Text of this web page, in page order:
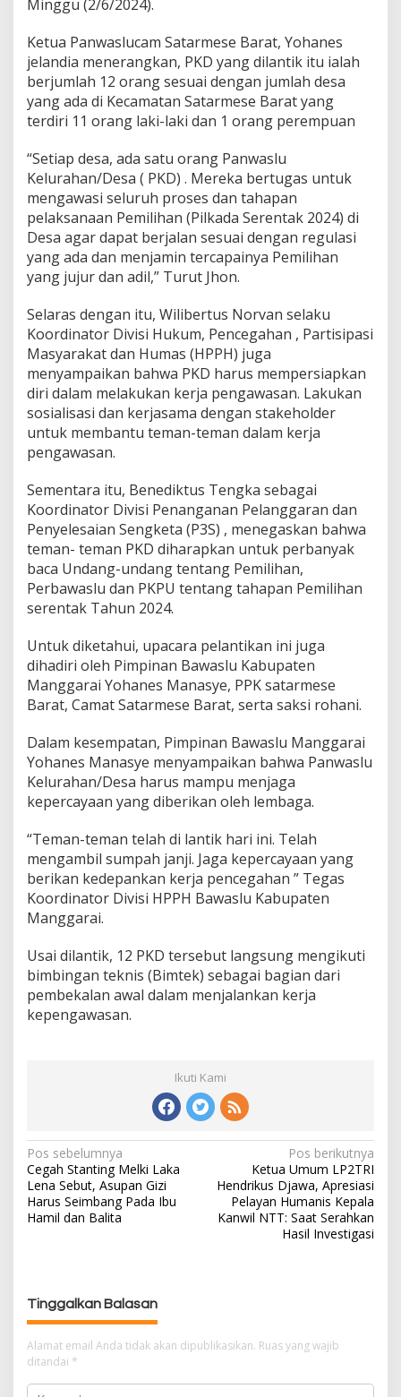
Minggu (2/6/2024).
Ketua Panwaslucam Satarmese Barat, Yohanes
jelandia menerangkan, PKD yang dilantik itu ialah
berjumlah 12 orang sesuai dengan jumlah desa
yang ada di Kecamatan Satarmese Barat yang
terdiri 11 orang laki-laki dan 1 orang perempuan
“Setiap desa, ada satu orang Panwaslu
Kelurahan/Desa ( PKD) . Mereka bertugas untuk
mengawasi seluruh proses dan tahapan
pelaksanaan Pemilihan (Pilkada Serentak 2024) di
Desa agar dapat berjalan sesuai dengan regulasi
yang ada dan menjamin tercapainya Pemilihan
yang jujur dan adil,” Turut Jhon.
Selaras dengan itu, Wilibertus Norvan selaku
Koordinator Divisi Hukum, Pencegahan , Partisipasi
Masyarakat dan Humas (HPPH) juga
menyampaikan bahwa PKD harus mempersiapkan
diri dalam melakukan kerja pengawasan. Lakukan
sosialisasi dan kerjasama dengan stakeholder
untuk membantu teman-teman dalam kerja
pengawasan.
Sementara itu, Benediktus Tengka sebagai
Koordinator Divisi Penanganan Pelanggaran dan
Penyelesaian Sengketa (P3S) , menegaskan bahwa
teman- teman PKD diharapkan untuk perbanyak
baca Undang-undang tentang Pemilihan,
Perbawaslu dan PKPU tentang tahapan Pemilihan
serentak Tahun 2024.
Untuk diketahui, upacara pelantikan ini juga
dihadiri oleh Pimpinan Bawaslu Kabupaten
Manggarai Yohanes Manasye, PPK satarmese
Barat, Camat Satarmese Barat, serta saksi rohani.
Dalam kesempatan, Pimpinan Bawaslu Manggarai
Yohanes Manasye menyampaikan bahwa Panwaslu
Kelurahan/Desa harus mampu menjaga
kepercayaan yang diberikan oleh lembaga.
“Teman-teman telah di lantik hari ini. Telah
mengambil sumpah janji. Jaga kepercayaan yang
berikan kedepankan kerja pencegahan ” Tegas
Koordinator Divisi HPPH Bawaslu Kabupaten
Manggarai.
Usai dilantik, 12 PKD tersebut langsung mengikuti
bimbingan teknis (Bimtek) sebagai bagian dari
pembekalan awal dalam menjalankan kerja
kepengawasan.
Ikuti Kami
N
a
v
i
p
s
Pos sebelumnya
Cegah Stanting Melki Laka
Lena Sebut, Asupan Gizi
Harus Seimbang Pada Ibu
Hamil dan Balita
Pos berikutnya
Ketua Umum LP2TRI
Hendrikus Djawa, Apresiasi
Pelayan Humanis Kepala
Kanwil NTT: Saat Serahkan
Hasil Investigasi
Tinggalkan Balasan
Alamat email Anda tidak akan dipublikasikan. Ruas yang wajib
ditandai *